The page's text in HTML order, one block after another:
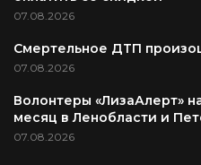
07.08.2026
Смертельное ДТП
07.08.2026
Волонтеры «ЛизаАлерт»
месяц в Ленобласти и
07.08.2026